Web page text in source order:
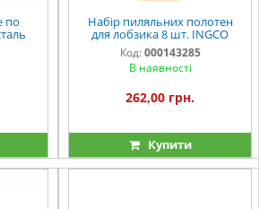
по Набір пиляльних полотен
для лобзика 8 шт. INGCO
Код: 000143285
В наявності
262,00 грн.
Купити